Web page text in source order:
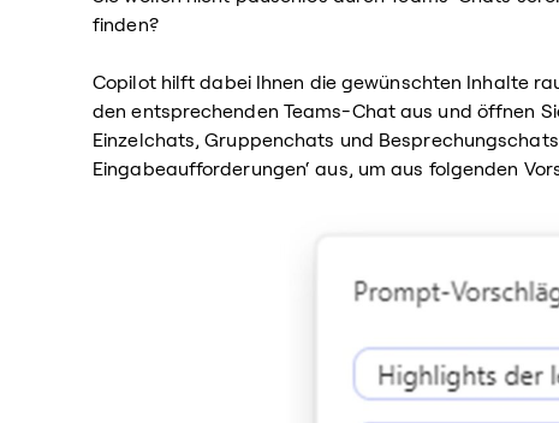
finden?
Copilot hilft dabei Ihnen die gewünschten Inhalte
den entsprechenden Teams-Chat aus und öffnen
Einzelchats, Gruppenchats und
Eingabeaufforderungen‘ aus, um aus folgenden